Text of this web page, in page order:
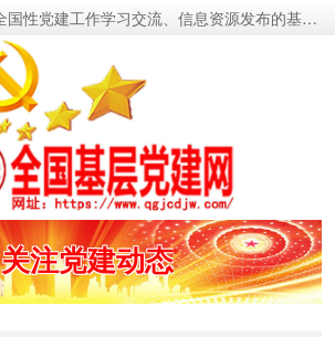
全国基层党建网——全国性党建工作学习交流、信息资源发布的基层党建新闻门户网
密切党群关系
传递党的声音
关注党建动态